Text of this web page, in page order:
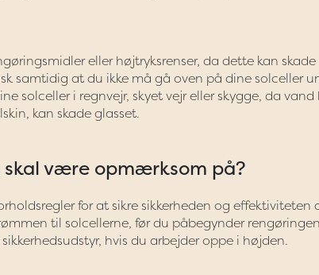
eller højtryksrenser, da dette kan skade
samtidig at du ikke må gå oven på dine solceller
solceller i regnvejr, skyet vejr eller skygge, da
kan skade glasset.
skal være opmærksom på?
for at sikre sikkerheden og effektiviteten
til solcellerne, før du påbegynder
hvis du arbejder oppe i højden.